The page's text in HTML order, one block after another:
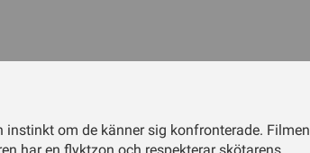
om de känner sig konfronterade. Filmen